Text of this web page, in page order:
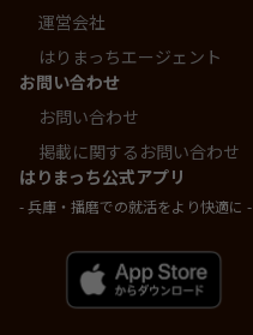
運営会社
はりまっちエージェント
お問い合わせ
お問い合わせ
掲載に関するお問い合わせ
はりまっち公式アプリ
- 兵庫・播磨での就活をより快適に -